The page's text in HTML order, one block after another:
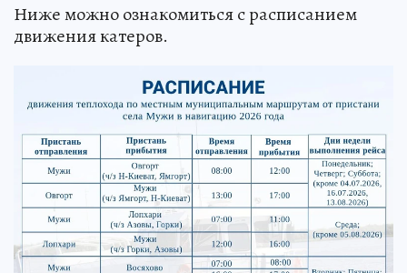
Ниже можно ознакомиться с расписанием
движения катеров.